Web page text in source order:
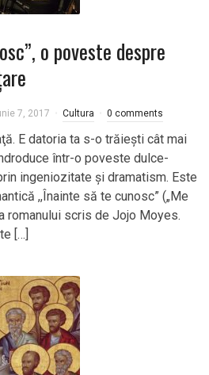
o poveste despre
7, 2017 Cultura 0 comments
E datoria ta s-o trăieşti cât mai
într-o poveste dulce-
ingeniozitate şi dramatism. Este
,,Înainte să te cunosc” („Me
romanului scris de Jojo Moyes.
[…]